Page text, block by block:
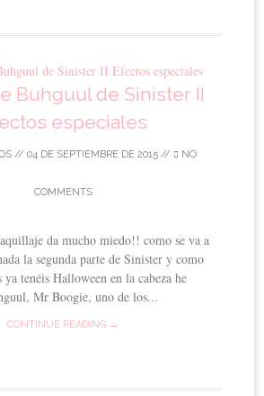
Buhguul de Sinister II
especiales
// 04 DE SEPTIEMBRE DE 2015 // NO
COMMENTS
da mucho miedo!! como se va a
la segunda parte de Sinister y como
ya tenéis Halloween en la cabeza he
Mr Boogie, uno de los...
CONTINUE READING →